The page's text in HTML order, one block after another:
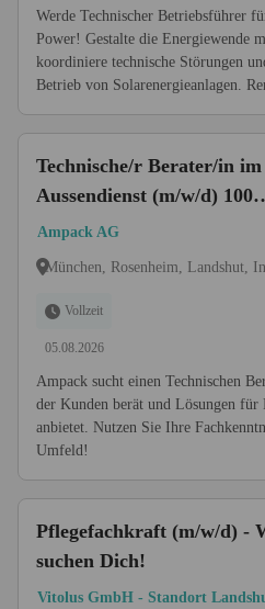
Werde Technischer Betriebsführer
Power! Gestalte die Energiewende
koordiniere technische Störungen
Betrieb von Solarenergieanlagen.
Technische/r Berater/in im
Aussendienst (m/w/d) 100
Prozent
Ampack AG
München, Rosenheim, Landshut,
Vollzeit
05.08.2026
Ampack sucht einen Technischen
der Kunden berät und Lösungen
anbietet. Nutzen Sie Ihre
Umfeld!
Pflegefachkraft (m/w/d) -
suchen Dich!
Vitolus GmbH - Standort